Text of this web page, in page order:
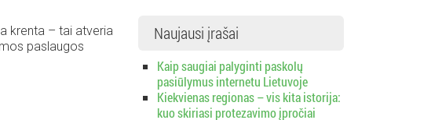
krenta – tai atveria
paslaugos
Naujausi įrašai
Kaip saugiai palyginti paskolų
pasiūlymus internetu Lietuvoje
Kiekvienas regionas – vis kita istorija:
kuo skiriasi protezavimo įpročiai